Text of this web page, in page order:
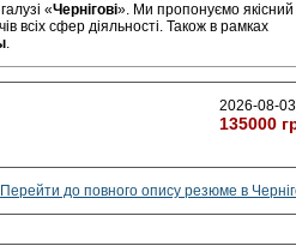
«Чернігові». Ми пропонуємо якісний
всіх сфер діяльності. Також в рамках
.
2026-08-03
135000
Перейти до повного опису резюме в